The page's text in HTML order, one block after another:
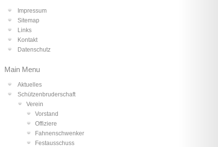
Impressum
Sitemap
Links
Kontakt
Datenschutz
Main Menu
Aktuelles
Schützenbruderschaft
Verein
Vorstand
Offiziere
Fahnenschwenker
Festausschuss